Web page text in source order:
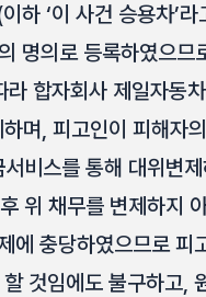
‘이 사건 승용차’
명의로 등록하였으
합자회사 제일자동
며, 피고인이 피해자
비스를 통해 대위변
위 채무를 변제하지
충당하였으므로 피
것임에도 불구하고,